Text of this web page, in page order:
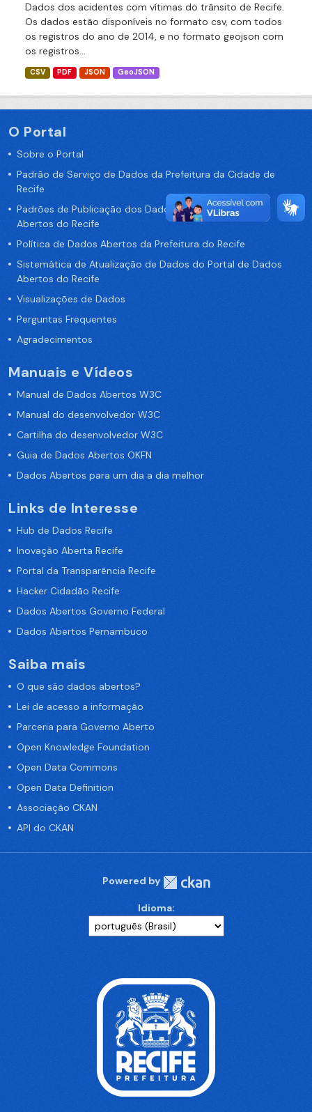
Dados dos acidentes com vítimas do trânsito de Recife.
Os dados estão disponíveis no formato csv, com todos
os registros do ano de 2014, e no formato geojson com
os registros...
CSV PDF JSON GeoJSON
O Portal
Sobre o Portal
Padrão de Serviço de Dados da Prefeitura da Cidade de
Recife
Padrões de Publicação dos Dados no Portal de Dados
Abertos do Recife
Política de Dados Abertos da Prefeitura do Recife
Sistemática de Atualização de Dados do Portal de Dados
Abertos do Recife
Visualizações de Dados
Perguntas Frequentes
Agradecimentos
Manuais e Vídeos
Manual de Dados Abertos W3C
Manual do desenvolvedor W3C
Cartilha do desenvolvedor W3C
Guia de Dados Abertos OKFN
Dados Abertos para um dia a dia melhor
Links de Interesse
Hub de Dados Recife
Inovação Aberta Recife
Portal da Transparência Recife
Hacker Cidadão Recife
Dados Abertos Governo Federal
Dados Abertos Pernambuco
Saiba mais
O que são dados abertos?
Lei de acesso a informação
Parceria para Governo Aberto
Open Knowledge Foundation
Open Data Commons
Open Data Definition
Associação CKAN
API do CKAN
Powered by
Idioma